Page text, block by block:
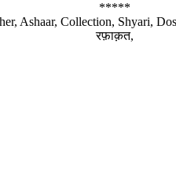
*****
Collection, Shyari,
रफ़ाक़त,